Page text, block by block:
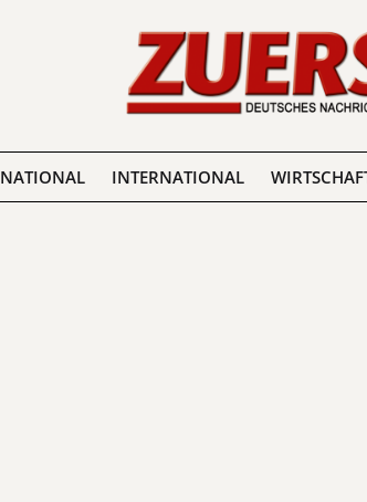
NATIONAL INTERNATIONAL